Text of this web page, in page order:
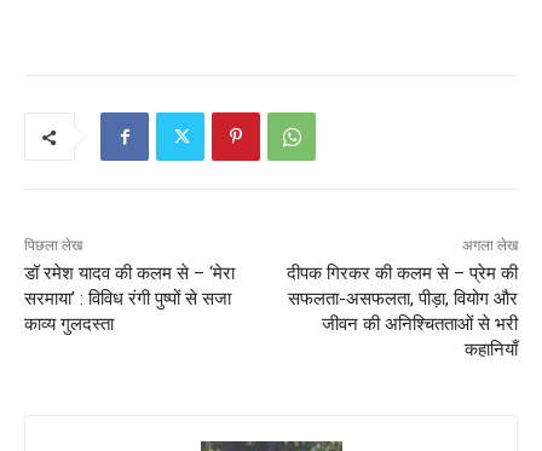
पिछला लेख
डॉ रमेश यादव की कलम से – ‘मेरा
सरमाया’ : विविध रंगी पुष्पों से सजा
काव्य गुलदस्ता
अगला लेख
दीपक गिरकर की कलम से – प्रेम की
सफलता-असफलता, पीड़ा, वियोग और
जीवन की अनिश्चितताओं से भरी
कहानियाँ